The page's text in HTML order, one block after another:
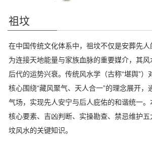
祖坟
在中国传统文化体系中，祖坟不仅是安葬先
为连接天地能量与家族血脉的重要媒介，其
后代的运势兴衰。传统风水学（古称“堪舆”）
核心围绕“藏风聚气、天人合一”的理念展开，
气场，实现先人安宁与后人庇佑的和谐统一。
核心要素、吉凶判断、实操勘查、禁忌维护五
坟风水的关键知识。